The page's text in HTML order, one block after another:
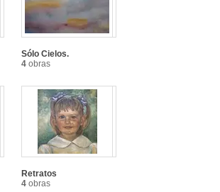
Sólo Cielos.
4 obras
Retratos
4 obras